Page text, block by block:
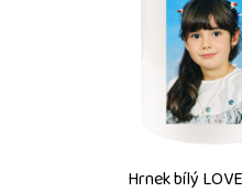
Hrnek bílý